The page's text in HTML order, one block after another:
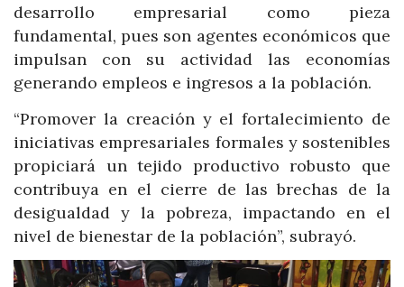
desarrollo empresarial como pieza
fundamental, pues son agentes económicos que
impulsan con su actividad las economías
generando empleos e ingresos a la población.
“Promover la creación y el fortalecimiento de
iniciativas empresariales formales y sostenibles
propiciará un tejido productivo robusto que
contribuya en el cierre de las brechas de la
desigualdad y la pobreza, impactando en el
nivel de bienestar de la población”, subrayó.